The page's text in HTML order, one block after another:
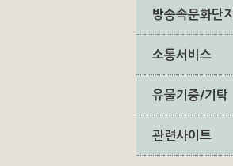
방송속문화단지
소통서비스
유물기증/기탁
관련사이트